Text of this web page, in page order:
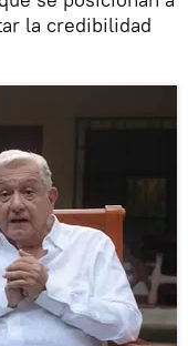
la credibilidad